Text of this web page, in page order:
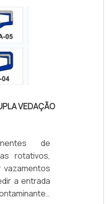
material.
vedação
sem mola,
200 mm.
e
garantem
VEDAÇÃO
de
rotativos,
a entrada